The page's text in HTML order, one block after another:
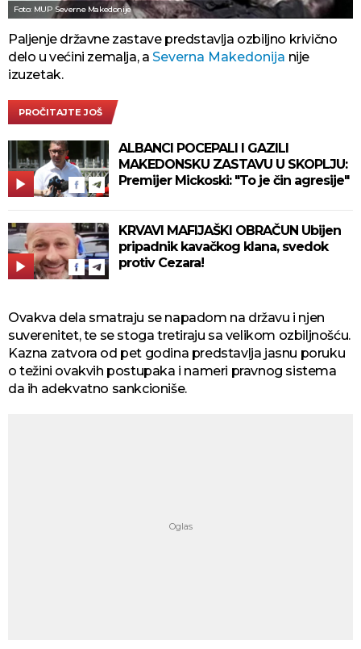
Foto: MUP Severne Makedonije
Paljenje državne zastave predstavlja ozbiljno krivično
delo u većini zemalja, a Severna Makedonija nije
izuzetak.
PROČITAJTE JOŠ
ALBANCI POCEPALI I GAZILI
MAKEDONSKU ZASTAVU U SKOPLJU:
Premijer Mickoski: "To je čin agresije"
KRVAVI MAFIJAŠKI OBRAČUN Ubijen
pripadnik kavačkog klana, svedok
protiv Cezara!
Ovakva dela smatraju se napadom na državu i njen
suverenitet, te se stoga tretiraju sa velikom ozbiljnošću.
Kazna zatvora od pet godina predstavlja jasnu poruku
o težini ovakvih postupaka i nameri pravnog sistema
da ih adekvatno sankcioniše.